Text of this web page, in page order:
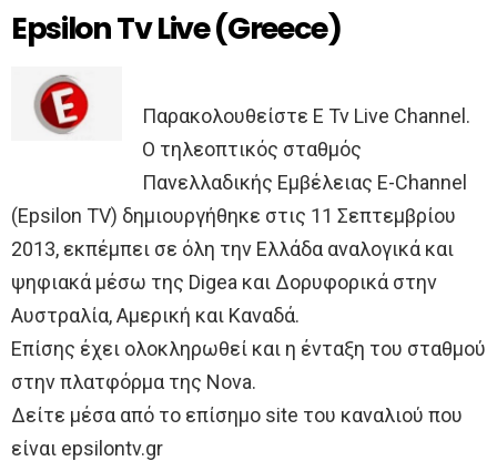
Epsilon Tv Live (Greece)
Παρακολουθείστε E Tv Live Channel.
Ο τηλεοπτικός σταθμός
Πανελλαδικής Εμβέλειας E-Channel
(Epsilon TV) δημιουργήθηκε στις 11 Σεπτεμβρίου
2013, εκπέμπει σε όλη την Ελλάδα αναλογικά και
ψηφιακά μέσω της Digea και Δορυφορικά στην
Αυστραλία, Αμερική και Καναδά.
Επίσης έχει ολοκληρωθεί και η ένταξη του σταθμού
στην πλατφόρμα της Nova.
Δείτε μέσα από το επίσημο site του καναλιού που
είναι epsilontv.gr